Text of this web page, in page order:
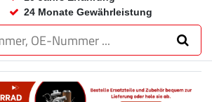
24 Monate Gewährleistung